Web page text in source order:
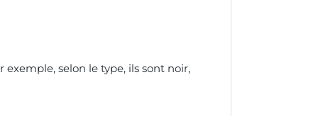
selon le type, ils sont noir,